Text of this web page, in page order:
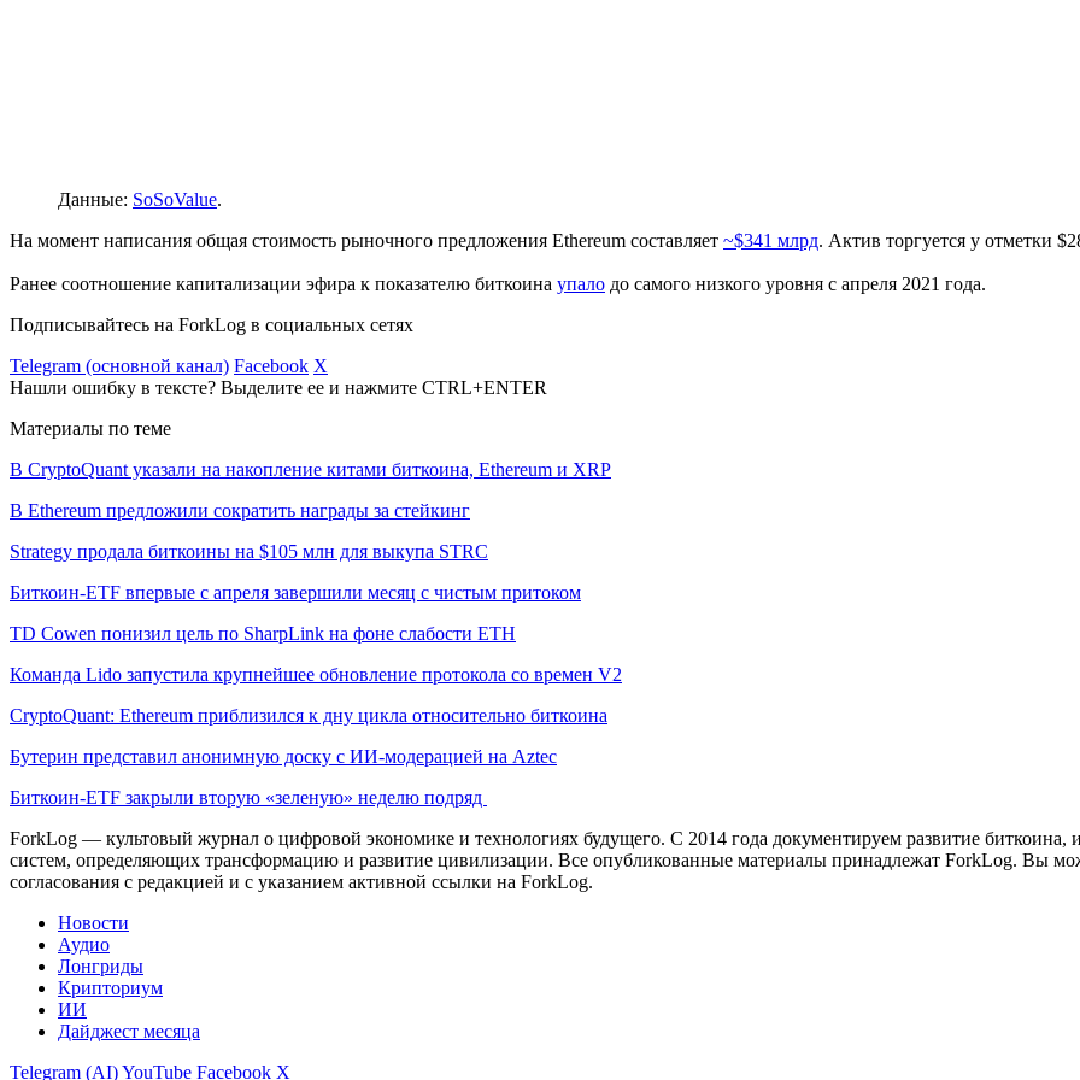
Данные: SoSoValue.
На момент написания общая стоимость рыночного предложения Ethereum составляет ~$341 млрд. Актив торгуется у отметки
Ранее соотношение капитализации эфира к показателю биткоина упало до самого низкого уровня с апреля 2021 года.
Подписывайтесь на ForkLog в социальных сетях
Telegram (основной канал) Facebook X
Нашли ошибку в тексте? Выделите ее и нажмите CTRL+ENTER
Материалы по теме
В CryptoQuant указали на накопление китами биткоина, Ethereum и XRP
В Ethereum предложили сократить награды за стейкинг
Strategy продала биткоины на $105 млн для выкупа STRC
Биткоин-ETF впервые с апреля завершили месяц с чистым притоком
TD Cowen понизил цель по SharpLink на фоне слабости ETH
Команда Lido запустила крупнейшее обновление протокола со времен V2
CryptoQuant: Ethereum приблизился к дну цикла относительно биткоина
Бутерин представил анонимную доску с ИИ-модерацией на Aztec
Биткоин-ETF закрыли вторую «зеленую» неделю подряд
ForkLog — культовый журнал о цифровой экономике и технологиях будущего. С 2014 года документируем развитие биткоина,
систем, определяющих трансформацию и развитие цивилизации. Все опубликованные материалы принадлежат ForkLog. Вы
согласования с редакцией и с указанием активной ссылки на ForkLog.
Новости
Аудио
Лонгриды
Крипториум
ИИ
Дайджест месяца
Telegram (AI)YouTube Facebook X